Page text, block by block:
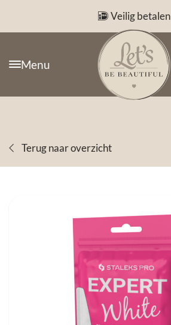
Veilig betalen
Menu
Terug naar overzicht